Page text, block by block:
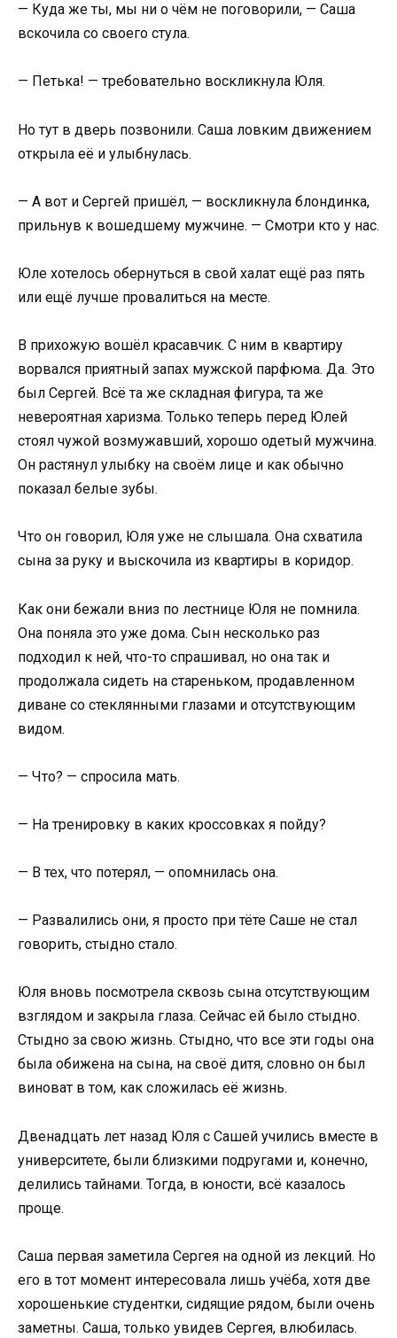
— Куда же ты, мы ни о чём не поговорили, — Саша
вскочила со своего стула.
— Петька! — требовательно воскликнула Юля.
Но тут в дверь позвонили. Саша ловким движением
открыла её и улыбнулась.
— А вот и Сергей пришёл, — воскликнула блондинка,
прильнув к вошедшему мужчине. — Смотри кто у нас.
Юле хотелось обернуться в свой халат ещё раз пять
или ещё лучше провалиться на месте.
В прихожую вошёл красавчик. С ним в квартиру
ворвался приятный запах мужской парфюма. Да. Это
был Сергей. Всё та же складная фигура, та же
невероятная харизма. Только теперь перед Юлей
стоял чужой возмужавший, хорошо одетый мужчина.
Он растянул улыбку на своём лице и как обычно
показал белые зубы.
Что он говорил, Юля уже не слышала. Она схватила
сына за руку и выскочила из квартиры в коридор.
Как они бежали вниз по лестнице Юля не помнила.
Она поняла это уже дома. Сын несколько раз
подходил к ней, что-то спрашивал, но она так и
продолжала сидеть на стареньком, продавленном
диване со стеклянными глазами и отсутствующим
видом.
— Что? — спросила мать.
— На тренировку в каких кроссовках я пойду?
— В тех, что потерял, — опомнилась она.
— Развалились они, я просто при тёте Саше не стал
говорить, стыдно стало.
Юля вновь посмотрела сквозь сына отсутствующим
взглядом и закрыла глаза. Сейчас ей было стыдно.
Стыдно за свою жизнь. Стыдно, что все эти годы она
была обижена на сына, на своё дитя, словно он был
виноват в том, как сложилась её жизнь.
Двенадцать лет назад Юля с Сашей учились вместе в
университете, были близкими подругами и, конечно,
делились тайнами. Тогда, в юности, всё казалось
проще.
Саша первая заметила Сергея на одной из лекций. Но
его в тот момент интересовала лишь учёба, хотя две
хорошенькие студентки, сидящие рядом, были очень
заметны. Саша, только увидев Сергея, влюбилась.